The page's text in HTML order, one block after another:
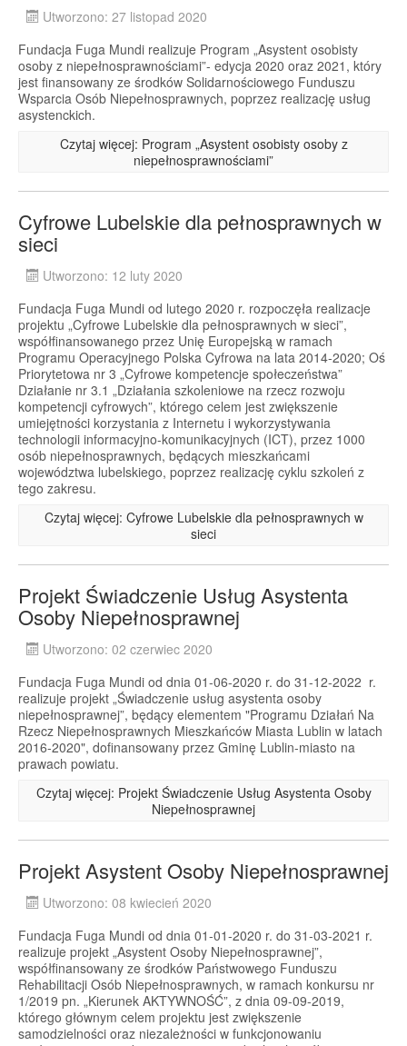
Utworzono: 27 listopad 2020
Fundacja Fuga Mundi realizuje Program „Asystent osobisty
osoby z niepełnosprawnościami”- edycja 2020 oraz 2021, który
jest finansowany ze środków Solidarnościowego Funduszu
Wsparcia Osób Niepełnosprawnych, poprzez realizację usług
asystenckich.
Czytaj więcej: Program „Asystent osobisty osoby z
niepełnosprawnościami”
Cyfrowe Lubelskie dla pełnosprawnych w
sieci
Utworzono: 12 luty 2020
Fundacja Fuga Mundi od lutego 2020 r. rozpoczęła realizacje
projektu „Cyfrowe Lubelskie dla pełnosprawnych w sieci”,
współfinansowanego przez Unię Europejską w ramach
Programu Operacyjnego Polska Cyfrowa na lata 2014-2020; Oś
Priorytetowa nr 3 „Cyfrowe kompetencje społeczeństwa”
Działanie nr 3.1 „Działania szkoleniowe na rzecz rozwoju
kompetencji cyfrowych”, którego celem jest zwiększenie
umiejętności korzystania z Internetu i wykorzystywania
technologii informacyjno-komunikacyjnych (ICT), przez 1000
osób niepełnosprawnych, będących mieszkańcami
województwa lubelskiego, poprzez realizację cyklu szkoleń z
tego zakresu.
Czytaj więcej: Cyfrowe Lubelskie dla pełnosprawnych w
sieci
Projekt Świadczenie Usług Asystenta
Osoby Niepełnosprawnej
Utworzono: 02 czerwiec 2020
Fundacja Fuga Mundi od dnia 01-06-2020 r. do 31-12-2022 r.
realizuje projekt „Świadczenie usług asystenta osoby
niepełnosprawnej”, będący elementem "Programu Działań Na
Rzecz Niepełnosprawnych Mieszkańców Miasta Lublin w latach
2016-2020", dofinansowany przez Gminę Lublin-miasto na
prawach powiatu.
Czytaj więcej: Projekt Świadczenie Usług Asystenta Osoby
Niepełnosprawnej
Projekt Asystent Osoby Niepełnosprawnej
Utworzono: 08 kwiecień 2020
Fundacja Fuga Mundi od dnia 01-01-2020 r. do 31-03-2021 r.
realizuje projekt „Asystent Osoby Niepełnosprawnej”,
współfinansowany ze środków Państwowego Funduszu
Rehabilitacji Osób Niepełnosprawnych, w ramach konkursu nr
1/2019 pn. „Kierunek AKTYWNOŚĆ”, z dnia 09-09-2019,
którego głównym celem projektu jest zwiększenie
samodzielności oraz niezależności w funkcjonowaniu